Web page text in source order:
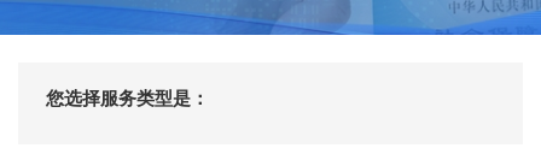
您选择服务类型是：